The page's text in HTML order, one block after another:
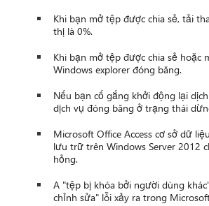
Khi bạn mở tệp được chia sẻ, tải
thị là 0%.
Khi bạn mở tệp được chia sẻ hoặc
Windows explorer đóng băng.
Nếu bạn cố gắng khởi động lại
dịch vụ đóng băng ở trạng thái
Microsoft Office Access cơ sở dữ
lưu trữ trên Windows Server 2012
hỏng.
A "tệp bị khóa bởi người dùng
chỉnh sửa" lỗi xảy ra trong